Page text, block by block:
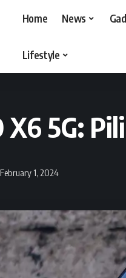
Home News
Lifestyle
X6 5G:
1, 2024